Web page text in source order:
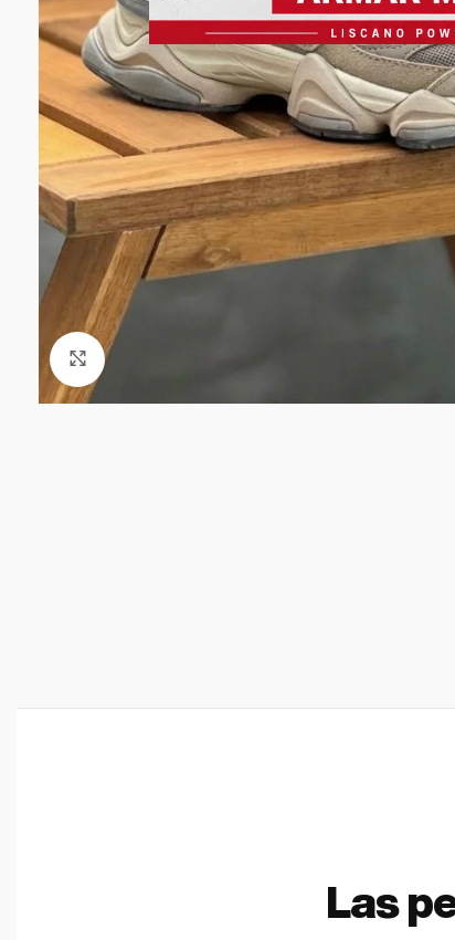
Click to enlarge
Las